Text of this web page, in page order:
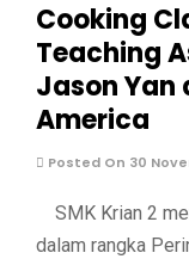
Cooking
Teaching
Jason Yan
America
Posted On 30
SMK Krian 2
dalam rangka